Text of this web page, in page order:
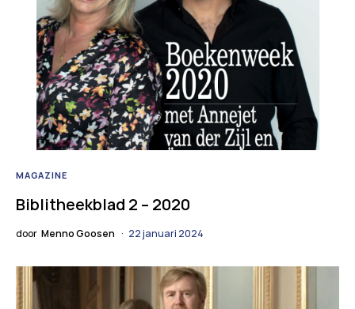
MAGAZINE
Biblitheekblad 2 – 2020
door Menno Goosen 22 januari 2024